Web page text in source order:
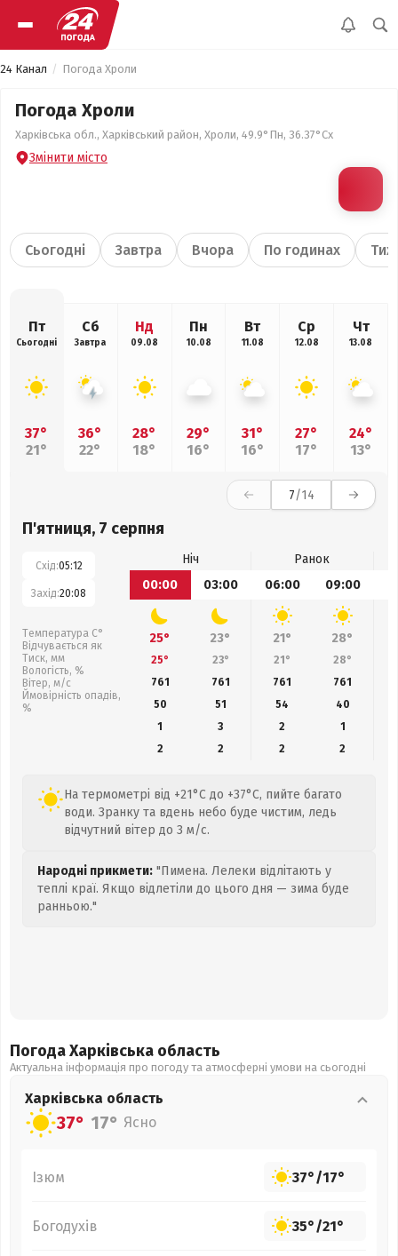
24 Канал Погода Хроли
Погода Хроли
Харківська обл., Харківський район, Хроли, 49.9°Пн, 36.37°Сх
Змінити місто
Сьогодні Завтра Вчора По годинах
Пт
Сьогодні
37°
21°
Сб
Завтра
36°
22°
Нд
09.08
28°
18°
Пн
10.08
29°
16°
Вт
11.08
31°
16°
Ср
12.08
27°
17°
Чт
13.08
24°
13°
7/14
П'ятниця, 7 серпня
Схід:05:12
Захід:20:08
Температура С°
Відчувається як
Тиск, мм
Вологість, %
Вітер, м/с
Ймовірність опадів,
%
Ніч
Ранок
00:00
03:00 06:00 09:00
25° 23° 21° 28°
25° 23° 21° 28°
761
761 761 761
50
51 54 40
1
3 2
1
2
2 2 2
На термометрі від +21°C до +37°C, пийте багато
води. Зранку та вдень небо буде чистим, ледь
відчутний вітер до 3 м/с.
Народні прикмети: "Пимена. Лелеки відлітають у
теплі краї. Якщо відлетіли до цього дня — зима буде
ранньою."
Погода Харківська область
Актуальна інформація про погоду та атмосферні умови на сьогодні
Харківська область
37° 17° Ясно
Ізюм 37°/17°
Богодухів 35°/21°